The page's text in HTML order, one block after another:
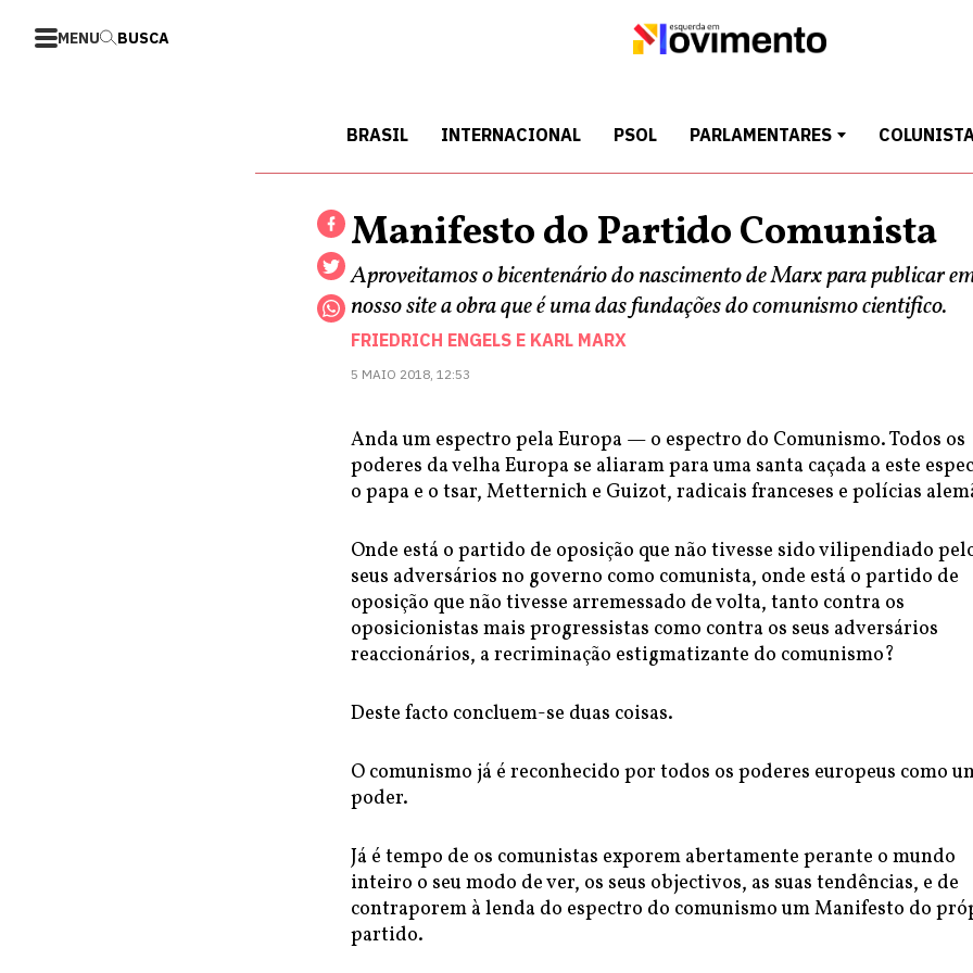
MENU BUSCA
BRASIL INTERNACIONAL PSOL PARLAMENTARES
Manifesto do Partido Comunista
Aproveitamos o bicentenário do nascimento de Marx para publicar
nosso site a obra que é uma das fundações do comunismo cientifico.
FRIEDRICH ENGELS E KARL MARX
5 MAIO 2018, 12:53
Anda um espectro pela Europa — o espectro do Comunismo. Todos os
poderes da velha Europa se aliaram para uma santa caçada a este
o papa e o tsar, Metternich e Guizot, radicais franceses e polícias
Onde está o partido de oposição que não tivesse sido vilipendiado
seus adversários no governo como comunista, onde está o partido de
oposição que não tivesse arremessado de volta, tanto contra os
oposicionistas mais progressistas como contra os seus adversários
reaccionários, a recriminação estigmatizante do comunismo?
Deste facto concluem-se duas coisas.
O comunismo já é reconhecido por todos os poderes europeus como
poder.
Já é tempo de os comunistas exporem abertamente perante o mundo
inteiro o seu modo de ver, os seus objectivos, as suas tendências, e de
contraporem à lenda do espectro do comunismo um Manifesto do
partido.